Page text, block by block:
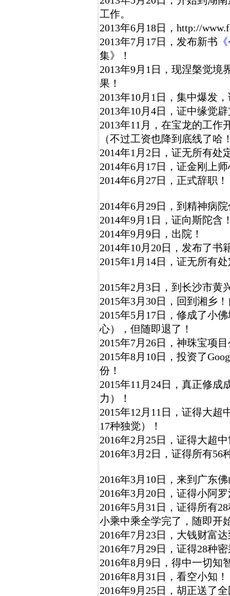
工作。
2013年6月18日，http://
2013年7月17日，发布新书
集》！
2013年9月1日，现涅槃觉境
果！
2013年10月1日，集中爆发
2013年10月4日，证中缘觉
2013年11月，在宝龙的工作
（不过工资也降到底线了哈
2014年1月2日，证无所有处
2014年6月17日，证金刚上
2014年6月27日，正式辞职！
2014年6月29日，到精神病
2014年9月1日，证向斯陀含
2014年9月9日，出院！
2014年10月20日，发布了
2015年1月14日，证无所有
2015年2月3日，到长沙市黄
2015年3月30日，回到湘乡
2015年5月17日，修成了小
心），但随即退了！
2015年7月26日，神珠宝项
2015年8月10日，投资了
份！
2015年11月24日，真正修
力）！
2015年12月11日，证得大超
17种独觉）！
2016年2月25日，证得大超
2016年3月2日，证得所有
2016年3月10日，来到广东
2016年3月20日，证得小阿
2016年5月31日，证得所有
小乘中乘全学完了，随即开
2016年7月23日，大钱财富
2016年7月29日，证得28种
2016年8月9日，得中一切知
2016年8月31日，看空小知！
2016年9月25日，胡正送了